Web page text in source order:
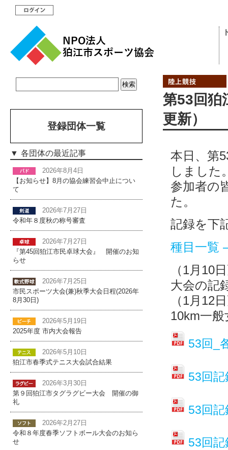
第53回狛
更新）
本日、第
しました
参加者の
た。
記録を下
種目一覧
（1月10
大会の記
（1月12
10km一
53回_
53回
53回
53回
登録団体一覧
各団体の最近記事
2026年8月4日
【お知らせ】8月の協会練習会中止につい
て
2026年7月27日
令和年８度秋の称号審査
2026年7月27日
『第45回狛江市民卓球大会』 開催のお知
らせ
2026年7月25日
市民スポーツ大会(兼)秋季大会日程(2026年
8月30日)
2026年5月19日
2025年度 市内大会報告
2026年5月10日
狛江市春季式テニス大会試合結果
2026年3月30日
第９回狛江市タグラグビー大会 開催の御
礼
2026年2月27日
令和８年度春季ソフトボール大会のお知ら
せ